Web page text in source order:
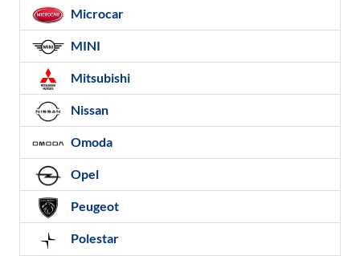
Microcar
MINI
Mitsubishi
Nissan
Omoda
Opel
Peugeot
Polestar